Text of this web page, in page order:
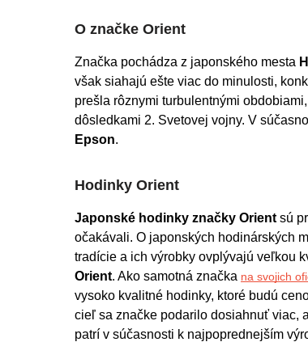
O značke Orient
Značka pochádza z japonského mesta
však siahajú ešte viac do minulosti,
prešla rôznymi turbulentnými
dôsledkami 2. Svetovej vojny. V
Epson.
Hodinky Orient
Japonské hodinky značky Orient sú
očakávali. O japonských hodinárských
tradície a ich výrobky ovplývajú veľkou
Orient. Ako samotná značka na svojich
vysoko kvalitné hodinky, ktoré budú
cieľ sa značke podarilo dosiahnuť viac,
patrí v súčasnosti k najpoprednejším